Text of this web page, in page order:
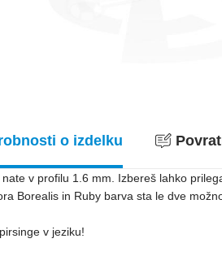
o izdelku
nate v profilu 1.6 mm. Izbereš lahko
Borealis in Ruby barva sta le dve
v jeziku!